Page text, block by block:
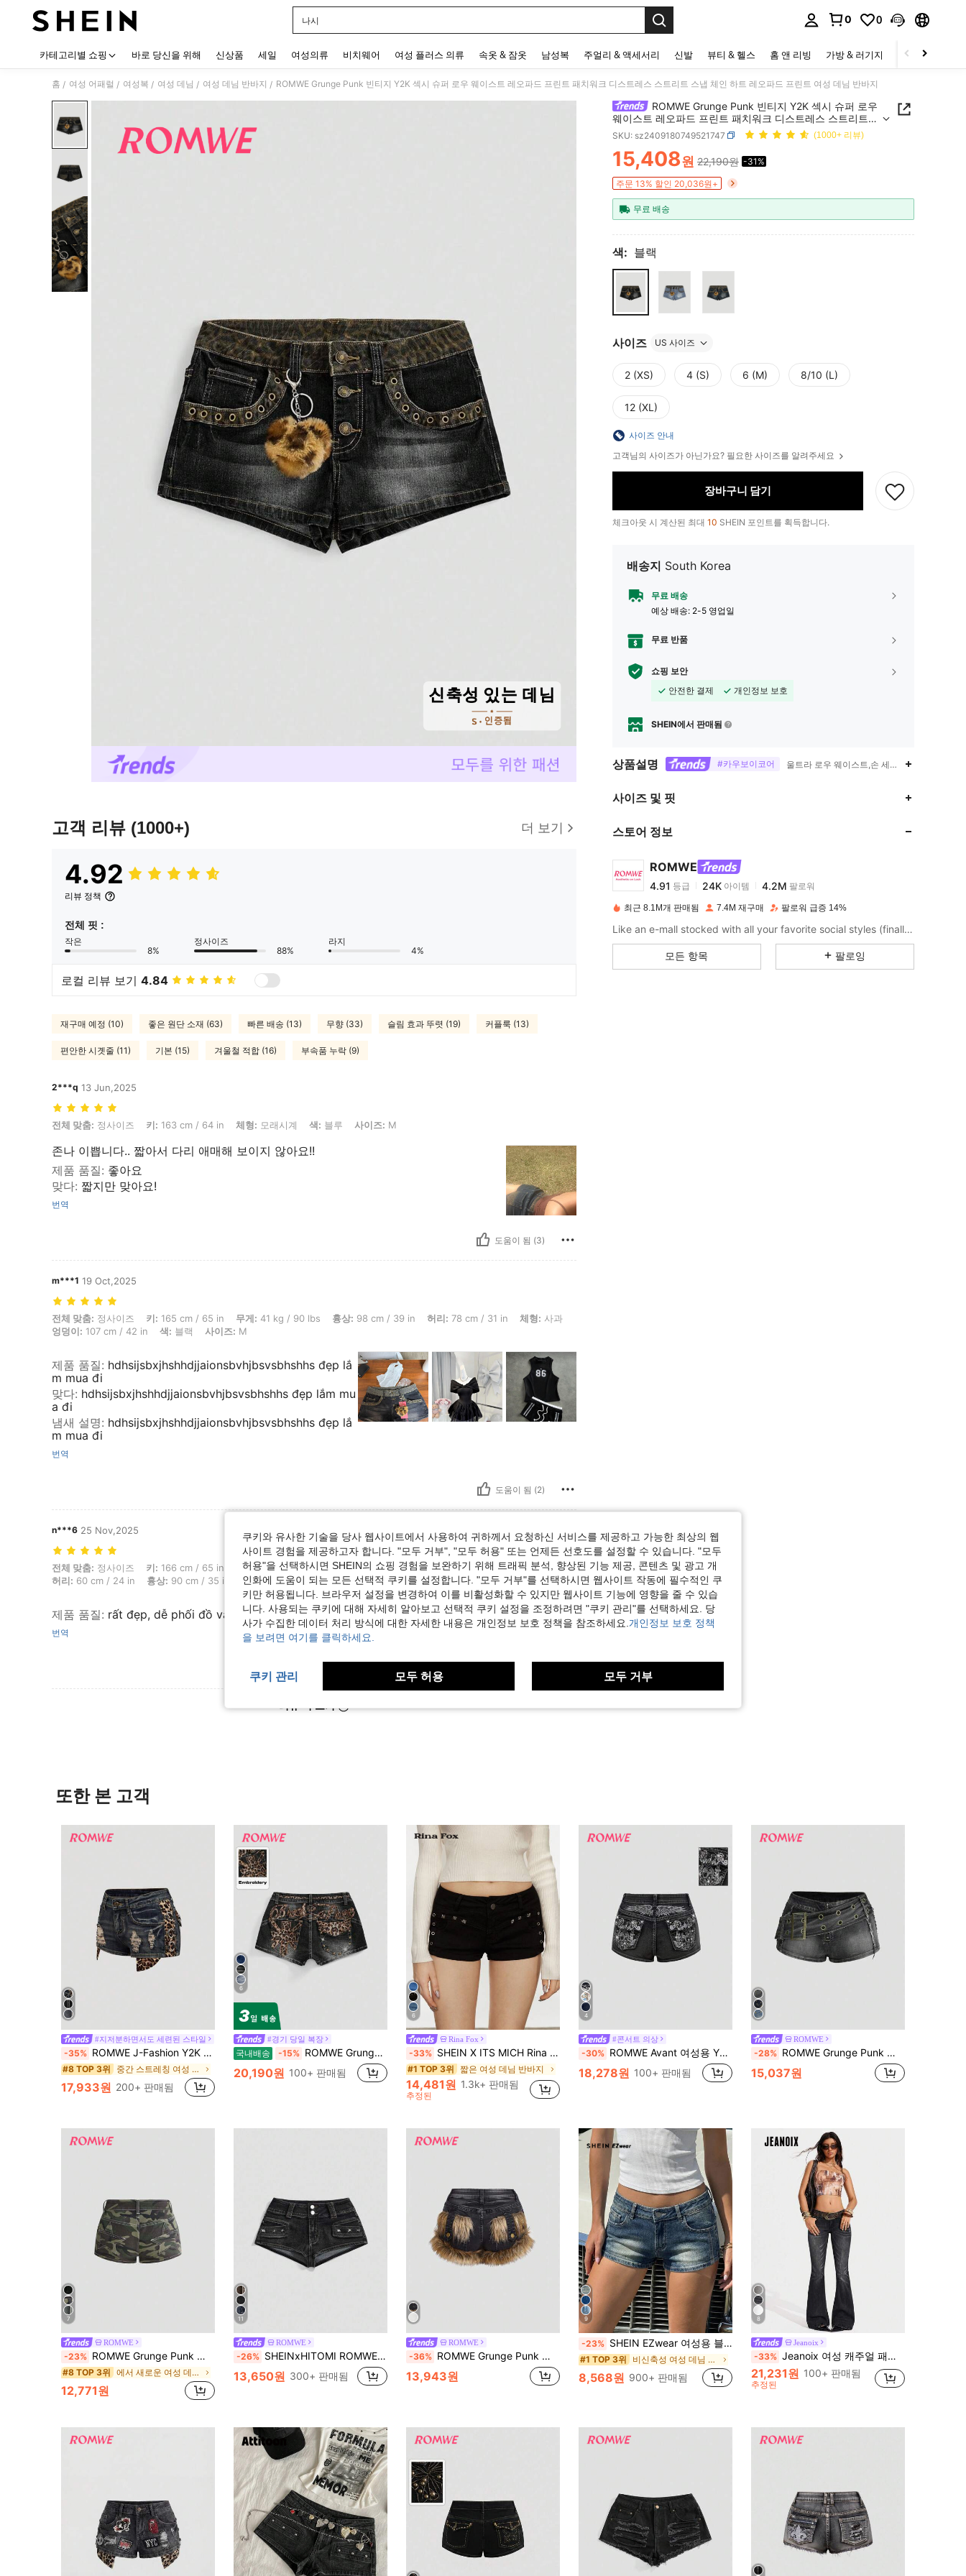
나시
0 0
카테고리별 쇼핑 바로 당신을 위해 신상품 세일 여성의류 비치웨어 여성 플러스 의류 속옷 & 잠옷 남성복 주얼리 & 액세서리 신발 뷰티 & 헬스 홈 앤 리빙 가방 & 러기지 스포츠 & 아웃
홈 / 여성 어패럴 / 여성복 / 여성 데님 / 여성 데님 반바지 / ROMWE Grunge Punk 빈티지 Y2K 섹시 슈퍼 로우 웨이스트 레오파드 프린트 패치워크 디스트레스 스트리트 스냅 체인 하트 레오파드 프린트 여성 데님 반바지
고객 리뷰 (1000+) 더 보기
4.92
리뷰 정책
전체 핏 :
작은
8%
정사이즈
88%
라지
4%
로컬 리뷰 보기 4.84
재구매 예정 (10) 좋은 원단 소재 (63) 빠른 배송 (13) 무향 (33) 슬림 효과 뚜렷 (19) 커플룩 (13)
편안한 시곗줄 (11) 기본 (15) 겨울철 적합 (16) 부속품 누락 (9)
2***q 13 Jun,2025
전체 맞춤: 정사이즈, 키: 163 cm / 64 in, 체형: 모래시계, 색: 블루, 사이즈: M
전체 맞춤: 정사이즈 키: 163 cm / 64 in 체형: 모래시계 색: 블루 사이즈: M
존나 이쁩니다.. 짧아서 다리 애매해 보이지 않아요!!
제품 품질: 좋아요
맞다: 짧지만 맞아요!
번역
도움이 됨 (3)
m***1 19 Oct,2025
전체 맞춤: 정사이즈, 키: 165 cm / 65 in, 무게: 41 kg / 90 lbs, 흉상: 98 cm / 39 in, 허리: 78 cm / 31 in, 체형: 사과, 엉덩이: 107 cm / 42 in, 색: 블랙, 사이즈: M
전체 맞춤: 정사이즈 키: 165 cm / 65 in 무게: 41 kg / 90 lbs 흉상: 98 cm / 39 in 허리: 78 cm / 31 in 체형: 사과
엉덩이: 107 cm / 42 in 색: 블랙 사이즈: M
제품 품질: hdhsijsbxjhshhdjjaionsbvhjbsvsbhshhs đẹp lắ
m mua đi
맞다: hdhsijsbxjhshhdjjaionsbvhjbsvsbhshhs đẹp lắm mu
a đi
냄새 설명: hdhsijsbxjhshhdjjaionsbvhjbsvsbhshhs đẹp lắ
m mua đi
번역
도움이 됨 (2)
n***6 25 Nov,2025
전체 맞춤: 정사이즈, 키: 166 cm / 65 in, 무게: 45 kg / 99 lbs, 체형: 삼각형, 엉덩이: 100 cm / 39 in, 허리: 60 cm / 24 in, 흉상: 90 cm / 35 in, 색: 블랙, 사이즈: M
전체 맞춤: 정사이즈 키: 166 cm / 65 in 무게:45 kg / 99 lbs 체형:삼각형 엉덩이: 100 cm / 39 in
허리: 60 cm / 24 in 흉상: 90 cm / 35 in 색:블랙 사이즈: M
제품 품질: rất đẹp, dễ phối đồ và chụp ảnh
번역
ROMWE Grunge Punk 빈티지 Y2K 섹시 슈퍼 로우
웨이스트 레오파드 프린트 패치워크 디스트레스 스트리트
스냅 체인 하트 레오파드 프린트 여성 데님 반바지
SKU: sz2409180749521747 (1000+ 리뷰)
PRICE AND AVAILABILITY
15,408원 22,190원 -31%
주문 13% 할인 20,036원+
무료 배송
색: 블랙
사이즈 US 사이즈
2 (XS) 4 (S) 6 (M) 8/10 (L)
12 (XL)
사이즈 안내
고객님의 사이즈가 아닌가요? 필요한 사이즈를 알려주세요
장바구니 담기
체크아웃 시 계산된 최대 10 SHEIN 포인트를 획득합니다.
배송지 South Korea
무료 배송
예상 배송: 2-5 영업일
무료 반품
쇼핑 보안
안전한 결제
개인정보 보호
SHEIN에서 판매됨
상품설명 #카우보이코어 울트라 로우 웨이스트,손 세탁 하십시오. 드라
사이즈 및 핏
스토어 정보
ROMWE
4.91
4.91
4.91 24K 4.2M
a***2 이(가)하루 전에지불됨
4.2M
최근 8.1M개 판매됨 7.4M 재구매 팔로워 급증 14%
Like an e-mall stocked with all your favorite social styles (finally). Put your aesthetic on lock with the ROMWE apparel and decor you've seen - and loved - online, plus all the dark pop pieces you never knew you needed.
모든 항목 팔로잉
또한 본 고객
#지저분하면서도 세련된 스타일
-35% ROMWE J-Fashion Y2K 갸루 섹시 초 로우 웨이스트 레오파드 프린트 빈티지 스키니 울트라-로우 라이즈 여성 Kpop 데님 반바지
#8 TOP 3위 중간 스트레칭 여성 데님 반바지
17,933원 200+ 판매됨
6
#경기 당일 복장
국내배송 -15% ROMWE Grunge Punk 여성 Kpop Y2K 파티 데님 반바지, 슈퍼 로우 웨이스트, 표범 무늬 자수, 콘서트/페스티벌
20,190원 100+ 판매됨
6
Rina Fox
-33% SHEIN X ITS MICH Rina Fox 여성 펑크 스타일 찢어진 스키니 데님 반바지
#1 TOP 3위 짧은 여성 데님 반바지
14,481원 1.3k+ 판매됨
추정된
4
#콘서트 의상
-30% ROMWE Avant 여성용 Y2K 레트로 윙 스컬 자수 로우 웨이스트 초단 데님 반바지
18,278원 100+ 판매됨
ROMWE
-28% ROMWE Grunge Punk 데님 반바지 레트로 빅 벨트 메탈 컬러블록 섹시 핫걸 개인화 니치
15,037원
7
ROMWE
-23% ROMWE Grunge Punk 빈티지 Y2K 여성용 초저허리 초미니 데님 반바지 뒷주머니 및 스타 패치
#8 TOP 3위 에서 새로운 여성 데님 반바지
12,771원
11
ROMWE
-26% SHEINxHITOMI ROMWE 슈퍼 로우 웨이스트 빈티지 디스트레스 스컬 & 리벳 장식 여성용 케이팝 데님 반바지
13,650원 300+ 판매됨
ROMWE
-36% ROMWE Grunge Punk 여성용 Kpop 갸루 패치워크 플러쉬 장식 로우 웨이스트 데님 반바지, 학교
13,943원
9
-23% SHEIN EZwear 여성용 블루 스트라이프 로우 웨이스트 데님 반바지, 여름
#1 TOP 3위 비신축성 여성 데님 반바지
8,568원 900+ 판매됨
8
Jeanoix
-33% Jeanoix 여성 캐주얼 패션 스트리트 데일리 출퇴근 슈퍼 로우 웨이스트 플레어 레그 청바지, 벨트 미포함
21,231원 100+ 판매됨
추정된
쿠키와 유사한 기술을 당사 웹사이트에서 사용하여 귀하께서 요청하신 서비스를 제공하고 가능한 최상의 웹
사이트 경험을 제공하고자 합니다. "모두 거부", "모두 허용" 또는 언제든 선호도를 설정할 수 있습니다. "모두
허용"을 선택하시면 SHEIN의 쇼핑 경험을 보완하기 위해 트래픽 분석, 향상된 기능 제공, 콘텐츠 및 광고 개
인화에 도움이 되는 모든 선택적 쿠키를 설정합니다. "모두 거부"를 선택하시면 웹사이트 작동에 필수적인 쿠
키만 허용됩니다. 브라우저 설정을 변경하여 이를 비활성화할 수 있지만 웹사이트 기능에 영향을 줄 수 있습
니다. 사용되는 쿠키에 대해 자세히 알아보고 선택적 쿠키 설정을 조정하려면 "쿠키 관리"를 선택하세요. 당
사가 수집한 데이터 처리 방식에 대한 자세한 내용은 개인정보 보호 정책을 참조하세요. 개인정보 보호 정책
을 보려면 여기를 클릭하세요.
쿠키 관리 모두 허용 모두 거부